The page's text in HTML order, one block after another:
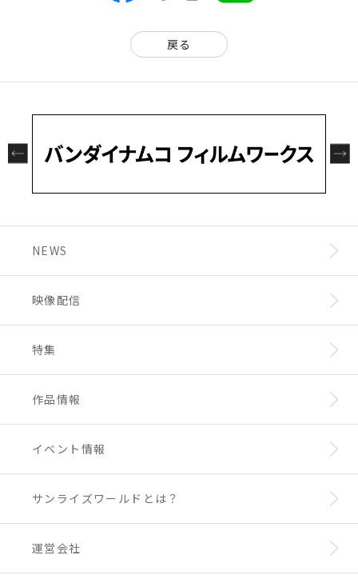
戻る
NEWS
映像配信
特集
作品情報
イベント情報
サンライズワールドとは？
運営会社